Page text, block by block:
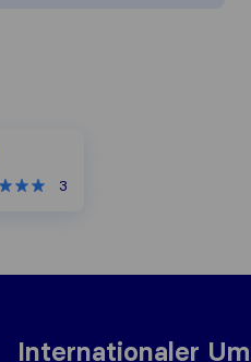
3
Internationaler